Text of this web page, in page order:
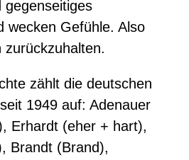
gegenseitiges
wecken Gefühle. Also
zurückzuhalten.
zählt die deutschen
1949 auf: Adenauer
Erhardt (eher + hart),
Brandt (Brand),